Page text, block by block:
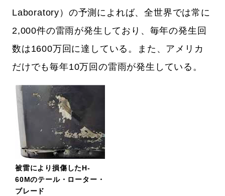
Laboratory）の予測によれば、全世界では常に
2,000件の雷雨が発生しており、毎年の発生回
数は1600万回に達している。また、アメリカ
だけでも毎年10万回の雷雨が発生している。
被雷により損傷したH-
60Mのテール・ローター・
ブレード